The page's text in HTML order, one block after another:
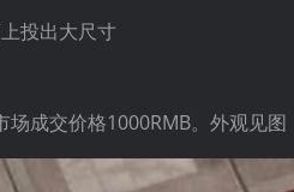
投出大尺寸
成交价格1000RMB。外观见图